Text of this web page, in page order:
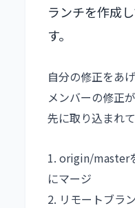
ランチを作成
す。
自分の修正をあ
メンバーの修正
先に取り込まれ
1. origin/master
にマージ
2. リモートブラ